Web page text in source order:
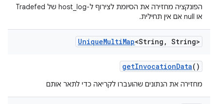
הפונקציה מחזירה את הסיומת לצירוף ל-host_log של Tradefed
או null אם אין תחילית.
UniqueMultiMap<String , String>
getInvocationData()
מחזירה את הנתונים שהועברו לקריאה כדי לתאר אותם